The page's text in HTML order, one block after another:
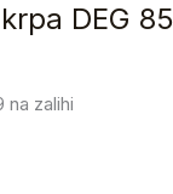
DEG
na zalihi